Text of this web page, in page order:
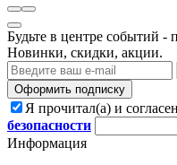
Будьте в центре событий
Новинки, скидки, акции.
Оформить подписку
Я прочитал(а) и
безопасности
Информация